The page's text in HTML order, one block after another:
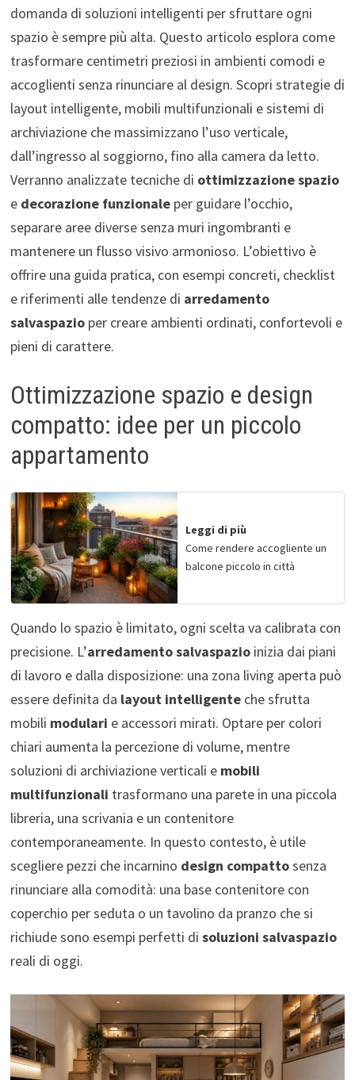
domanda di soluzioni intelligenti per sfruttare ogni
spazio è sempre più alta. Questo articolo esplora come
trasformare centimetri preziosi in ambienti comodi e
accoglienti senza rinunciare al design. Scopri strategie di
layout intelligente, mobili multifunzionali e sistemi di
archiviazione che massimizzano l’uso verticale,
dall’ingresso al soggiorno, fino alla camera da letto.
Verranno analizzate tecniche di ottimizzazione spazio
e decorazione funzionaleper guidare l’occhio,
separare aree diverse senza muri ingombranti e
mantenere un flusso visivo armonioso. L’obiettivo è
offrire una guida pratica, con esempi concreti, checklist
e riferimenti alle tendenze di arredamento
salvaspazioper creare ambienti ordinati, confortevoli e
pieni di carattere.
Ottimizzazione spazio e design
compatto: idee per un piccolo
appartamento
Leggi di più
Come rendere accogliente un
balcone piccolo in città
Quando lo spazio è limitato, ogni scelta va calibrata con
precisione. L’arredamento salvaspazioinizia dai piani
di lavoro e dalla disposizione: una zona living aperta può
essere definita da layout intelligenteche sfrutta
mobili modulari e accessori mirati. Optare per colori
chiari aumenta la percezione di volume, mentre
soluzioni di archiviazione verticali e mobili
multifunzionali trasformano una parete in una piccola
libreria, una scrivania e un contenitore
contemporaneamente. In questo contesto, è utile
scegliere pezzi che incarnino design compattosenza
rinunciare alla comodità: una base contenitore con
coperchio per seduta o un tavolino da pranzo che si
richiude sono esempi perfetti di soluzioni salvaspazio
reali di oggi.